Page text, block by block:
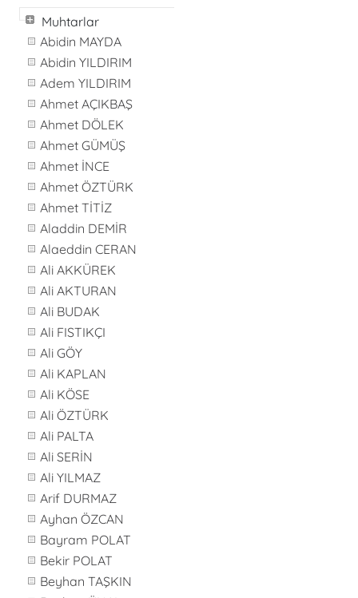
Muhtarlar
Abidin MAYDA
Abidin YILDIRIM
Adem YILDIRIM
Ahmet AÇIKBAŞ
Ahmet DÖLEK
Ahmet GÜMÜŞ
Ahmet İNCE
Ahmet ÖZTÜRK
Ahmet TİTİZ
Aladdin DEMİR
Alaeddin CERAN
Ali AKKÜREK
Ali AKTURAN
Ali BUDAK
Ali FISTIKÇI
Ali GÖY
Ali KAPLAN
Ali KÖSE
Ali ÖZTÜRK
Ali PALTA
Ali SERİN
Ali YILMAZ
Arif DURMAZ
Ayhan ÖZCAN
Bayram POLAT
Bekir POLAT
Beyhan TAŞKIN